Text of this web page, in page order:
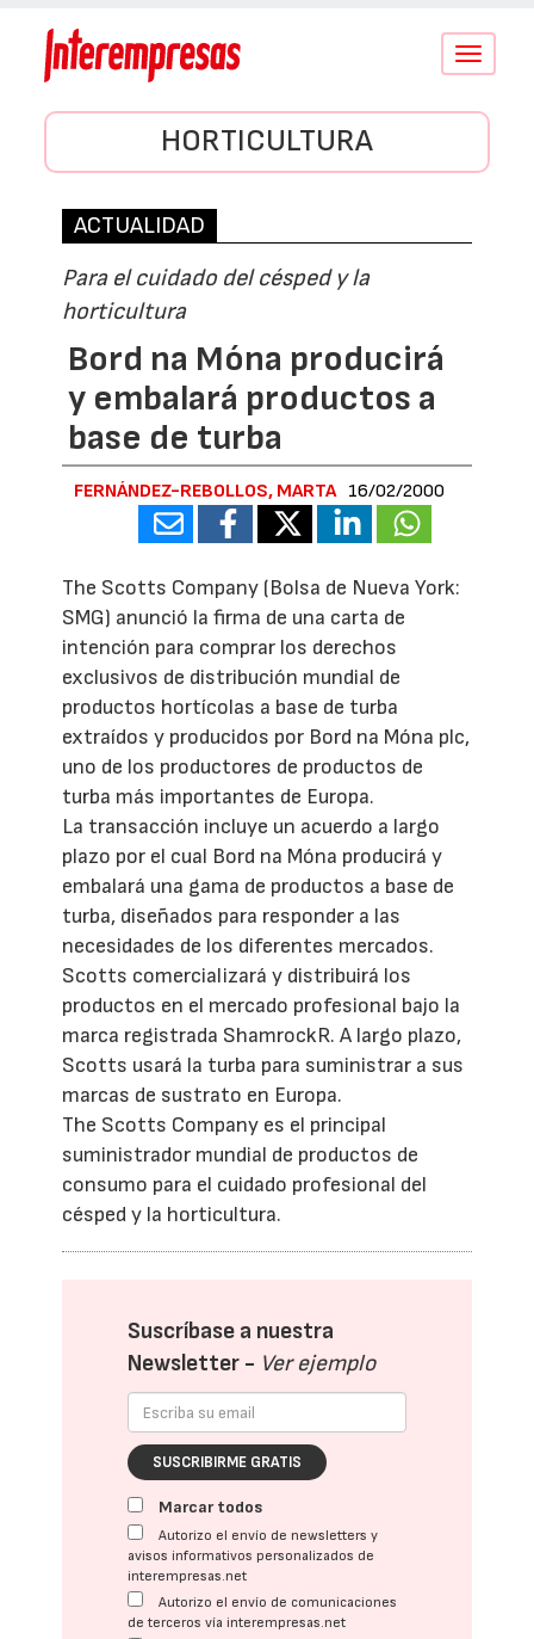
Conmutar
HORTICULTURA
ACTUALIDAD
Para el cuidado del césped y la
horticultura
Bord na Móna producirá
y embalará productos a
base de turba
FERNÁNDEZ-REBOLLOS, MARTA 16/02/2000
The Scotts Company (Bolsa de Nueva York:
SMG) anunció la firma de una carta de
intención para comprar los derechos
exclusivos de distribución mundial de
productos hortícolas a base de turba
extraídos y producidos por Bord na Móna plc,
uno de los productores de productos de
turba más importantes de Europa.
La transacción incluye un acuerdo a largo
plazo por el cual Bord na Móna producirá y
embalará una gama de productos a base de
turba, diseñados para responder a las
necesidades de los diferentes mercados.
Scotts comercializará y distribuirá los
productos en el mercado profesional bajo la
marca registrada ShamrockR. A largo plazo,
Scotts usará la turba para suministrar a sus
marcas de sustrato en Europa.
The Scotts Company es el principal
suministrador mundial de productos de
consumo para el cuidado profesional del
césped y la horticultura.
Suscríbase a nuestra
Newsletter - Ver ejemplo
SUSCRIBIRME GRATIS
Marcar todos
Autorizo el envío de newsletters y
avisos informativos personalizados de
interempresas.net
Autorizo el envío de comunicaciones
de terceros vía interempresas.net